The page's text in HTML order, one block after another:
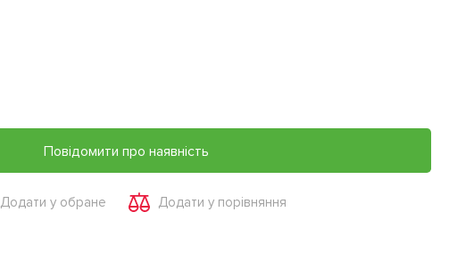
Повідомити про наявність
Додати у обране Додати у порівняння